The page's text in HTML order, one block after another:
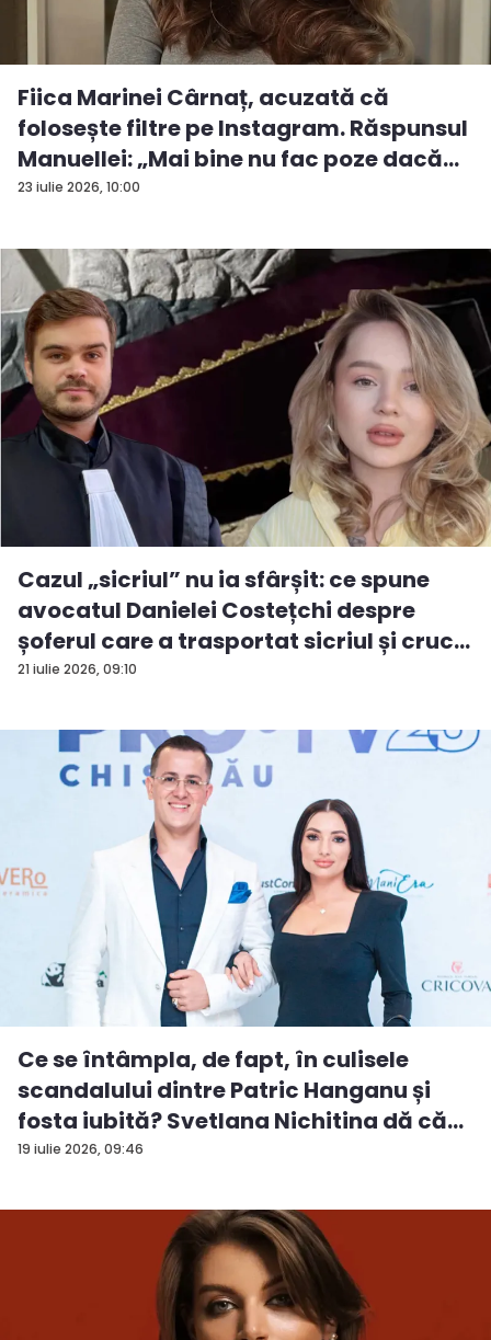
23 iulie 2026, 10:00
Fiica Marinei Cârnaț, acuzată că
folosește filtre pe Instagram. Răspunsul
Manuellei: „Mai bine nu fac poze dacă...
21 iulie 2026, 09:10
Cazul „sicriul” nu ia sfârșit: ce spune
avocatul Danielei Costețchi despre
șoferul care a trasportat sicriul și cruc...
19 iulie 2026, 09:46
Ce se întâmpla, de fapt, în culisele
scandalului dintre Patric Hanganu și
fosta iubită? Svetlana Nichitina dă că...